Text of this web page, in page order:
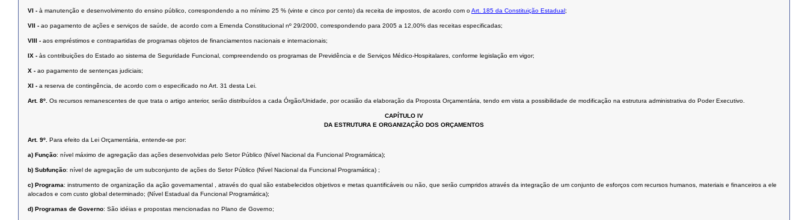
VI - à manutenção e desenvolvimento do ensino público, correspondendo a no mínimo 25 % (vinte e cinco por cento) da receita de impostos, de acordo com oArt. 185 da Constituição Estadual ;
VII - ao pagamento de ações e serviços de saúde, de acordo com a Emenda Constitucional nº 29/2000, correspondendo para 2005 a 12,00% das receitas especificadas;
VIII - aos empréstimos e contrapartidas de programas objetos de financiamentos nacionais e internacionais;
IX - às contribuições do Estado ao sistema de Seguridade Funcional, compreendendo os programas de Previdência e de Serviços Médico-Hospitalares, conforme legislação em vigor;
X - ao pagamento de sentenças judiciais;
XI - a reserva de contingência, de acordo com o especificado no Art. 31 desta Lei.
Art. 8º. Os recursos remanescentes de que trata o artigo anterior, serão distribuídos a cada Órgão/Unidade, por ocasião da elaboração da Proposta Orçamentária, tendo em vista a possibilidade de modificação na estrutura administrativa do Poder Executivo.
CAPÍTULO IV
DA ESTRUTURA E ORGANIZAÇÃO DOS ORÇAMENTOS
Art. 9º. Para efeito da Lei Orçamentária, entende-se por:
a) Função: nível máximo de agregação das ações desenvolvidas pelo Setor Público (Nível Nacional da Funcional Programática);
b) Subfunção: nível de agregação de um subconjunto de ações do Setor Público (Nível Nacional da Funcional Programática) ;
c) Programa: instrumento de organização da ação governamental , através do qual são estabelecidos objetivos e metas quantificáveis ou não, que serão cumpridos através da integração de um conjunto de esforços com recursos humanos, materiais e financeiros a ele
alocados e com custo global determinado; (Nível Estadual da Funcional Programática);
d) Programas de Governo: São idéias e propostas mencionadas no Plano de Governo;